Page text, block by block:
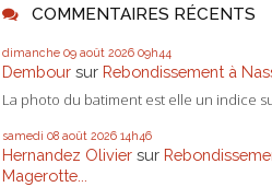
COMMENTAIRES RÉCENTS
dimanche 09 août 2026 09h44
Dembour sur Rebondissement à
La photo du batiment est elle un indice
samedi 08 août 2026 14h46
Hernandez Olivier sur
Magerotte...